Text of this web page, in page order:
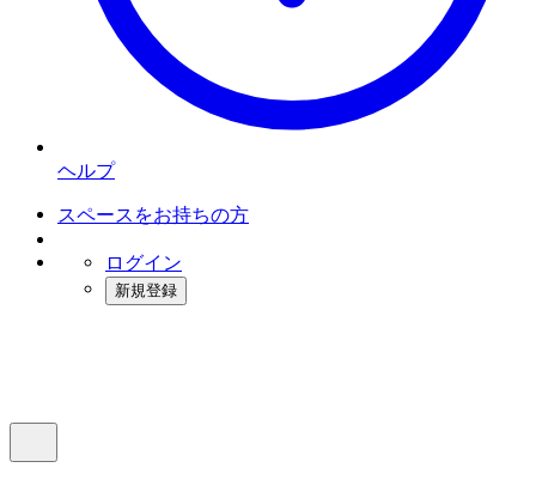
ヘルプ
スペースをお持ちの方
ログイン
新規登録